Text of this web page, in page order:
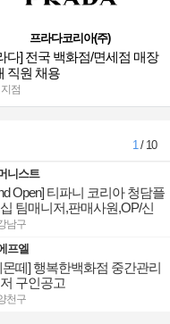
프라다코리아(주)
다] 전국 백화점/면세점 매장
직원 채용
점
1/ 10
니스트
Open] 티파니 코리아 청담플
팀매니저,판매사원,OP/신
전 판매사원 채용
남구
프엘
몬떼] 행복한백화점 중간관리
구인공고
천구